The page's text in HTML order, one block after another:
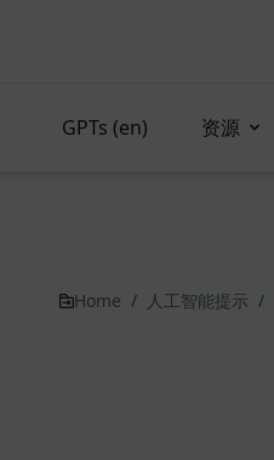
GPTs (en) 资源
Home / 人工智能提示 /